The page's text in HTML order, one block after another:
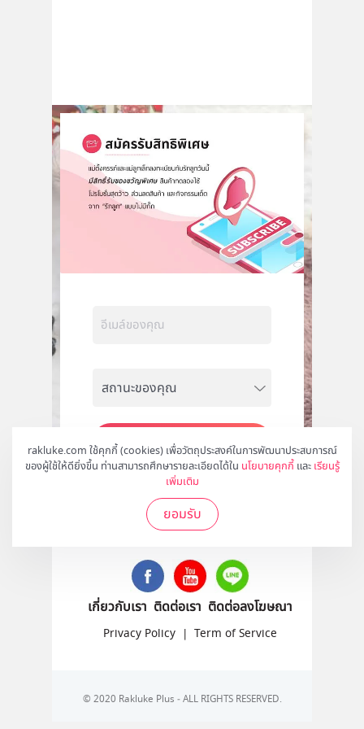
rakluke.com ใช้คุกกี้ (cookies) เพื่อวัตถุประสงค์ในการพัฒนาประสบการณ์
ของผู้ใช้ให้ดียิ่งขึ้น ท่านสามารถศึกษารายละเอียดได้ใน นโยบายคุกกี้ และ เรียนรู้
เพิ่มเติม
ยอมรับ
สมัคร
ติดตามเราได้ที่
เกี่ยวกับเรา ติดต่อเรา ติดต่อลงโฆษณา
Privacy Policy | Term of Service
© 2020 Rakluke Plus - ALL RIGHTS RESERVED.